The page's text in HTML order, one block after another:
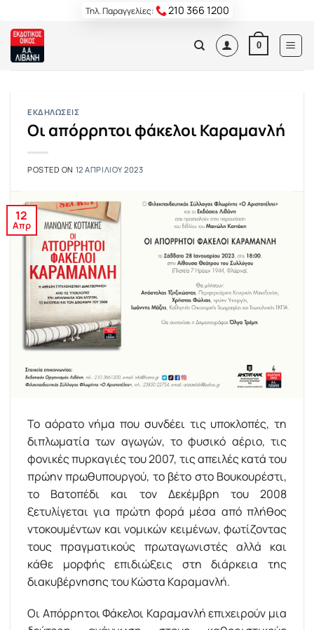
content
Τηλ. Παραγγελίες: 210 366 1200
0
ΕΚΔΗΛΏΣΕΙΣ
Οι απόρρητοι φάκελοι Καραμανλή
POSTED ON 12 ΑΠΡΙΛΊΟΥ 2023
12
Απρ
Το αόρατο νήµα που συνδέει τις υποκλοπές, τη
διπλωµατία των αγωγών, το φυσικό αέριο, τις
φονικές πυρκαγιές του 2007, τις απειλές κατά του
πρώην πρωθυπουργού, το βέτο στο Βουκουρέστι,
το Βατοπέδι και τον Δεκέµβρη του 2008
ξετυλίγεται για πρώτη φορά µέσα από πλήθος
ντοκουµέντων και νοµικών κειµένων, φωτίζοντας
τους πραγµατικούς πρωταγωνιστές αλλά και
κάθε µορφής επιδιώξεις στη διάρκεια της
διακυβέρνησης του Κώστα Καραµανλή.
Οι Απόρρητοι Φάκελοι Καραµανλή επιχειρούν µια